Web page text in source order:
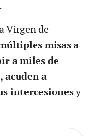
Virgen de
misas a
a miles de
acuden a
intercesionesy